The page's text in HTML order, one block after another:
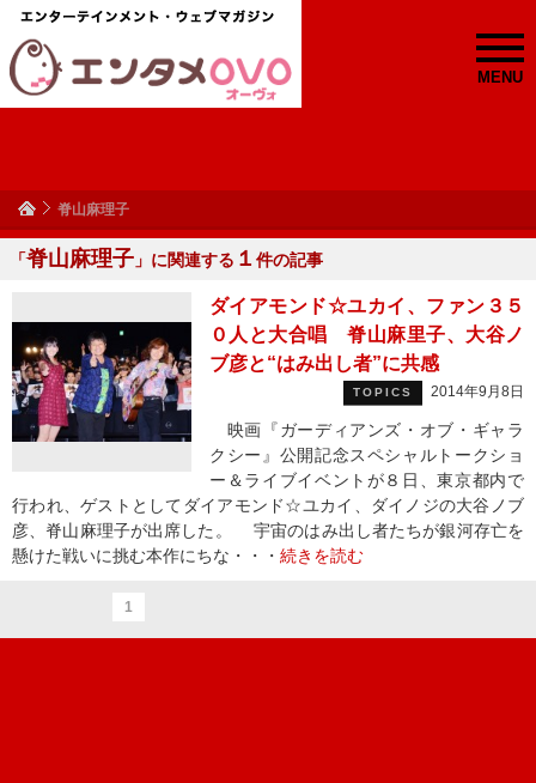
MENU
脊山麻理子
「脊山麻理子 」に関連する １ 件の記事
ダイアモンド☆ユカイ、ファン３５
０人と大合唱 脊山麻里子、大谷ノ
ブ彦と“はみ出し者”に共感
TOPICS 2014年9月8日
映画『ガーディアンズ・オブ・ギャラ
クシー』公開記念スペシャルトークショ
ー＆ライブイベントが８日、東京都内で
行われ、ゲストとしてダイアモンド☆ユカイ、ダイノジの大谷ノブ
彦、脊山麻理子が出席した。 宇宙のはみ出し者たちが銀河存亡を
懸けた戦いに挑む本作にちな・・・ 続きを読む
1